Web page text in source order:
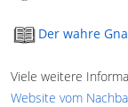
Der wahre
Viele weitere
Website vom